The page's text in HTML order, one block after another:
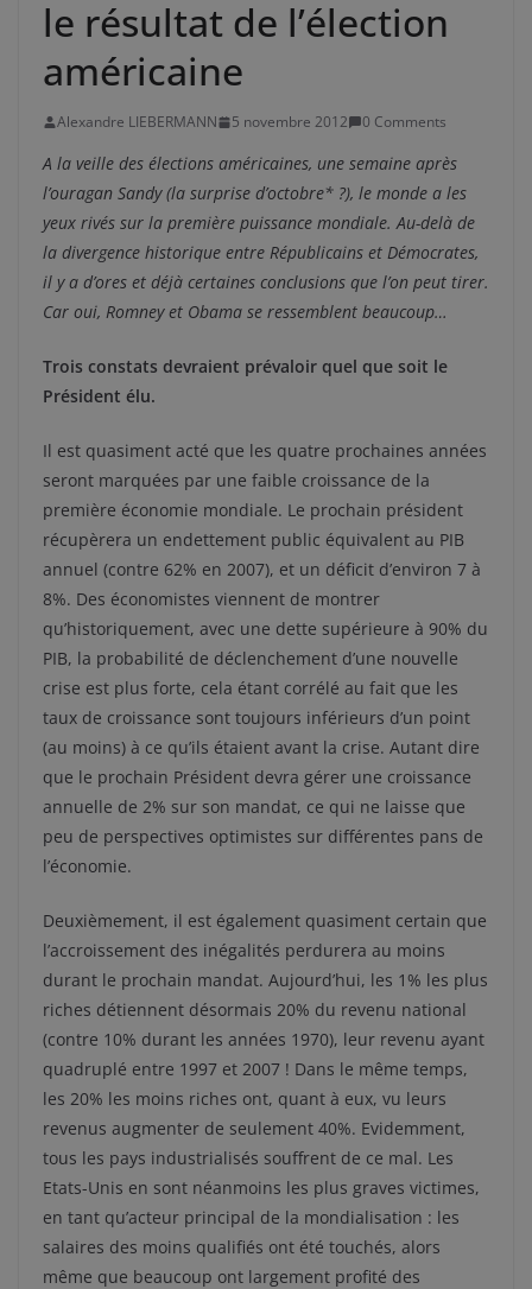
le résultat de l’élection
américaine
Alexandre LIEBERMANN 5 novembre 2012 0 Comments
A la veille des élections américaines, une semaine après
l’ouragan Sandy (la surprise d’octobre* ?), le monde a les
yeux rivés sur la première puissance mondiale. Au-delà de
la divergence historique entre Républicains et Démocrates,
il y a d’ores et déjà certaines conclusions que l’on peut tirer.
Car oui, Romney et Obama se ressemblent beaucoup…
Trois constats devraient prévaloir quel que soit le
Président élu.
Il est quasiment acté que les quatre prochaines années
seront marquées par une faible croissance de la
première économie mondiale. Le prochain président
récupèrera un endettement public équivalent au PIB
annuel (contre 62% en 2007), et un déficit d’environ 7 à
8%. Des économistes viennent de montrer
qu’historiquement, avec une dette supérieure à 90% du
PIB, la probabilité de déclenchement d’une nouvelle
crise est plus forte, cela étant corrélé au fait que les
taux de croissance sont toujours inférieurs d’un point
(au moins) à ce qu’ils étaient avant la crise. Autant dire
que le prochain Président devra gérer une croissance
annuelle de 2% sur son mandat, ce qui ne laisse que
peu de perspectives optimistes sur différentes pans de
l’économie.
Deuxièmement, il est également quasiment certain que
l’accroissement des inégalités perdurera au moins
durant le prochain mandat. Aujourd’hui, les 1% les plus
riches détiennent désormais 20% du revenu national
(contre 10% durant les années 1970), leur revenu ayant
quadruplé entre 1997 et 2007 ! Dans le même temps,
les 20% les moins riches ont, quant à eux, vu leurs
revenus augmenter de seulement 40%. Evidemment,
tous les pays industrialisés souffrent de ce mal. Les
Etats-Unis en sont néanmoins les plus graves victimes,
en tant qu’acteur principal de la mondialisation : les
salaires des moins qualifiés ont été touchés, alors
même que beaucoup ont largement profité des